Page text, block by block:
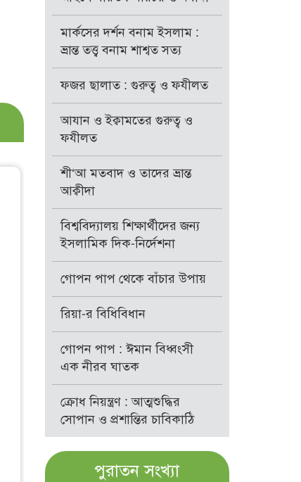
মার্কসের দর্শন বনাম ইসলাম :
ভ্রান্ত তত্ত্ব বনাম শাশ্বত সত্য
ফজর ছালাত : গুরুত্ব ও ফযীলত
আযান ও ইক্বামতের গুরুত্ব ও
ফযীলত
শী‘আ মতবাদ ও তাদের ভ্রান্ত
আক্বীদা
বিশ্ববিদ্যালয় শিক্ষার্থীদের জন্য
ইসলামিক দিক-নির্দেশনা
গোপন পাপ থেকে বাঁচার উপায়
রিয়া-র বিধিবিধান
গোপন পাপ : ঈমান বিধ্বংসী
এক নীরব ঘাতক
ক্রোধ নিয়ন্ত্রণ : আত্মশুদ্ধির
সোপান ও প্রশান্তির চাবিকাঠি
পুরাতন সংখ্যা